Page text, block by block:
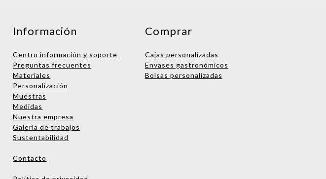
Información
Centro información y soporte
Preguntas frecuentes
Materiales
Personalización
Muestras
Medidas
Nuestra empresa
Galería de trabajos
Sustentabilidad
Contacto
Comprar
Cajas personalizadas
Envases gastronómicos
Bolsas personalizadas